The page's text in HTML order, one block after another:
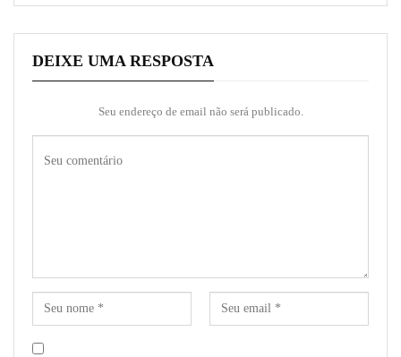
DEIXE UMA RESPOSTA
Seu endereço de email não será publicado.